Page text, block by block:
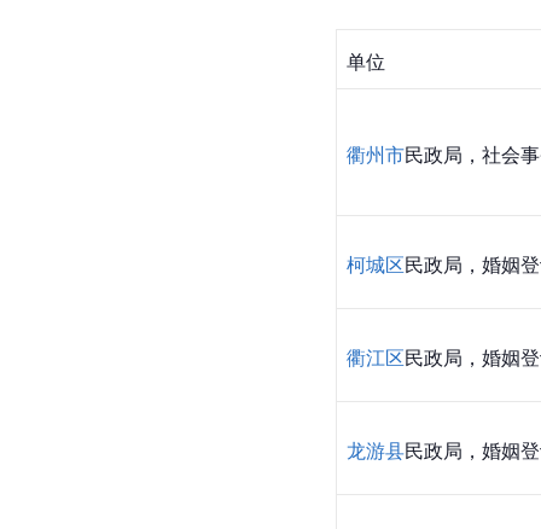
单位
衢州市民政局，社会
柯城区民政局，婚姻
衢江区民政局，婚姻
龙游县民政局，婚姻